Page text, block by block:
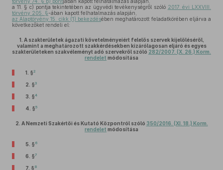
a 11. § c) pontja tekintetében az ügyvédi tevékenységről szóló 2017. évi LXXVIII.
törvény 205. §-ában kapott felhatalmazás alapján,
az Alaptörvény 15. cikk (1) bekezdésében meghatározott feladatkörében eljárva a
következőket rendeli el:
1. A szakterületek ágazati követelményeiért felelős szervek kijelöléséről,
valamint a meghatározott szakkérdésekben kizárólagosan eljáró és egyes
szakterületeken szakvéleményt adó szervekről szóló 282/2007. (X. 26.) Korm.
rendelet módosítása
1. §2
2. §3
3. §4
4. §5
2. A Nemzeti Szakértői és Kutató Központról szóló 350/2016. (XI. 18.) Korm.
rendelet módosítása
5. § 6
6. §7
7. § 8